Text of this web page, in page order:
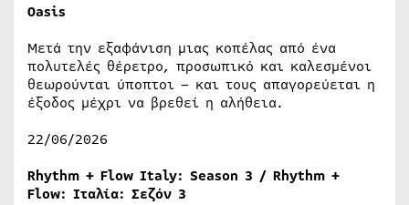
Oasis
Μετά την εξαφάνιση μιας κοπέλας από ένα
πολυτελές θέρετρο, προσωπικό και καλεσμένοι
θεωρούνται ύποπτοι – και τους απαγορεύεται η
έξοδος μέχρι να βρεθεί η αλήθεια.
22/06/2026
Rhythm + Flow Italy: Season 3 / Rhythm +
Flow: Ιταλία: Σεζόν 3